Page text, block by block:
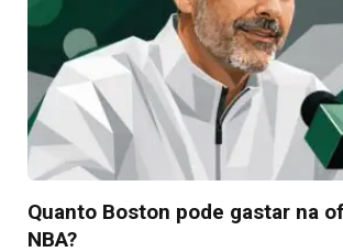
Quanto Boston pode gastar na
NBA?